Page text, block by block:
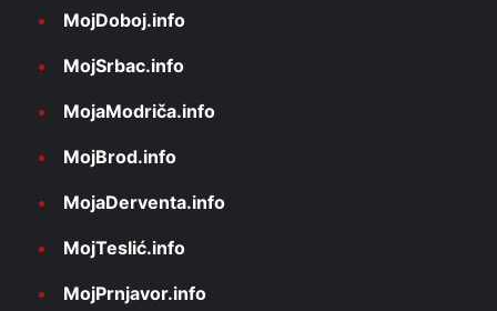
MojDoboj.info
MojSrbac.info
MojaModriča.info
MojBrod.info
MojaDerventa.info
MojTeslić.info
MojPrnjavor.info